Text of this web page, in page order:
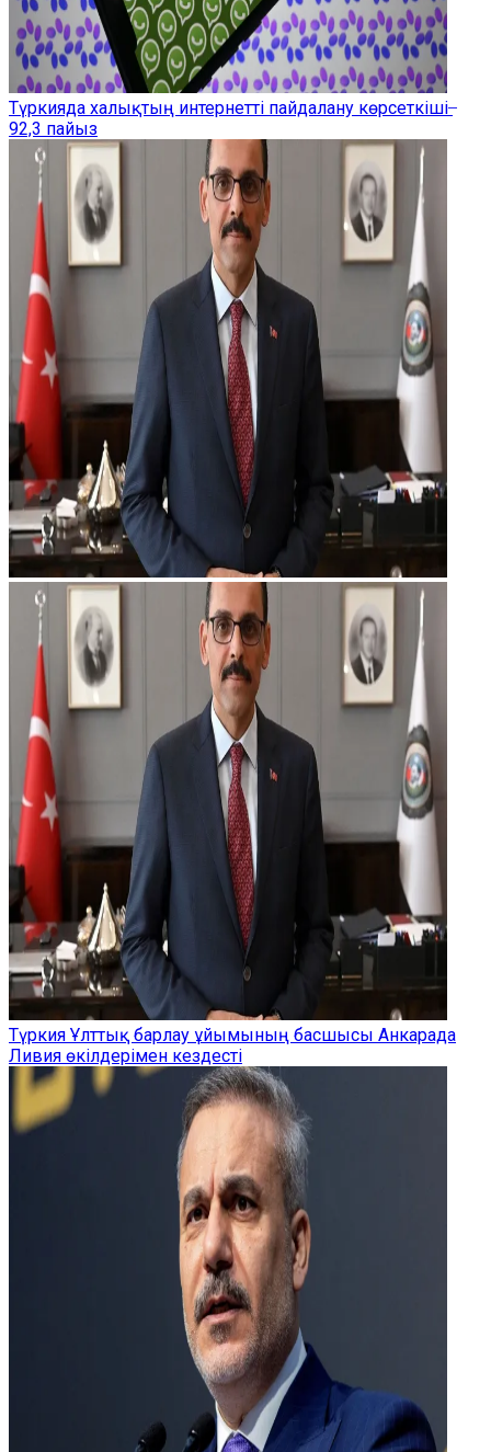
Түркияда халықтың интернетті пайдалану көрсеткіші ̶
92,3 пайыз
Түркия Ұлттық барлау ұйымының басшысы Анкарада
Ливия өкілдерімен кездесті